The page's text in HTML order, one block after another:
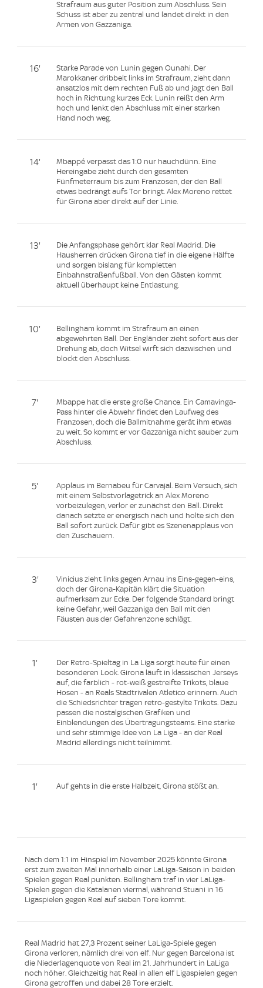
Strafraum aus guter Position zum Abschluss. Sein
Schuss ist aber zu zentral und landet direkt in den
Armen von Gazzaniga.
16'
Starke Parade von Lunin gegen Ounahi. Der
Marokkaner dribbelt links im Strafraum, zieht dann
ansatzlos mit dem rechten Fuß ab und jagt den Ball
hoch in Richtung kurzes Eck. Lunin reißt den Arm
hoch und lenkt den Abschluss mit einer starken
Hand noch weg.
14'
Mbappé verpasst das 1:0 nur hauchdünn. Eine
Hereingabe zieht durch den gesamten
Fünfmeterraum bis zum Franzosen, der den Ball
etwas bedrängt aufs Tor bringt. Alex Moreno rettet
für Girona aber direkt auf der Linie.
13'
Die Anfangsphase gehört klar Real Madrid. Die
Hausherren drücken Girona tief in die eigene Hälfte
und sorgen bislang für kompletten
Einbahnstraßenfußball. Von den Gästen kommt
aktuell überhaupt keine Entlastung.
10'
Bellingham kommt im Strafraum an einen
abgewehrten Ball. Der Engländer zieht sofort aus der
Drehung ab, doch Witsel wirft sich dazwischen und
blockt den Abschluss.
7'
Mbappe hat die erste große Chance. Ein Camavinga-
Pass hinter die Abwehr findet den Laufweg des
Franzosen, doch die Ballmitnahme gerät ihm etwas
zu weit. So kommt er vor Gazzaniga nicht sauber zum
Abschluss.
5'
Applaus im Bernabeu für Carvajal. Beim Versuch, sich
mit einem Selbstvorlagetrick an Alex Moreno
vorbeizulegen, verlor er zunächst den Ball. Direkt
danach setzte er energisch nach und holte sich den
Ball sofort zurück. Dafür gibt es Szenenapplaus von
den Zuschauern.
3'
Vinicius zieht links gegen Arnau ins Eins-gegen-eins,
doch der Girona-Kapitän klärt die Situation
aufmerksam zur Ecke. Der folgende Standard bringt
keine Gefahr, weil Gazzaniga den Ball mit den
Fäusten aus der Gefahrenzone schlägt.
1'
Der Retro-Spieltag in La Liga sorgt heute für einen
besonderen Look. Girona läuft in klassischen Jerseys
auf, die farblich - rot-weiß gestreifte Trikots, blaue
Hosen - an Reals Stadtrivalen Atletico erinnern. Auch
die Schiedsrichter tragen retro-gestylte Trikots. Dazu
passen die nostalgischen Grafiken und
Einblendungen des Übertragungsteams. Eine starke
und sehr stimmige Idee von La Liga - an der Real
Madrid allerdings nicht teilnimmt.
1' Auf gehts in die erste Halbzeit, Girona stößt an.
Nach dem 1:1 im Hinspiel im November 2025 könnte Girona
erst zum zweiten Mal innerhalb einer LaLiga-Saison in beiden
Spielen gegen Real punkten. Bellingham traf in vier LaLiga-
Spielen gegen die Katalanen viermal, während Stuani in 16
Ligaspielen gegen Real auf sieben Tore kommt.
Real Madrid hat 27,3 Prozent seiner LaLiga-Spiele gegen
Girona verloren, nämlich drei von elf. Nur gegen Barcelona ist
die Niederlagenquote von Real im 21. Jahrhundert in LaLiga
noch höher. Gleichzeitig hat Real in allen elf Ligaspielen gegen
Girona getroffen und dabei 28 Tore erzielt.